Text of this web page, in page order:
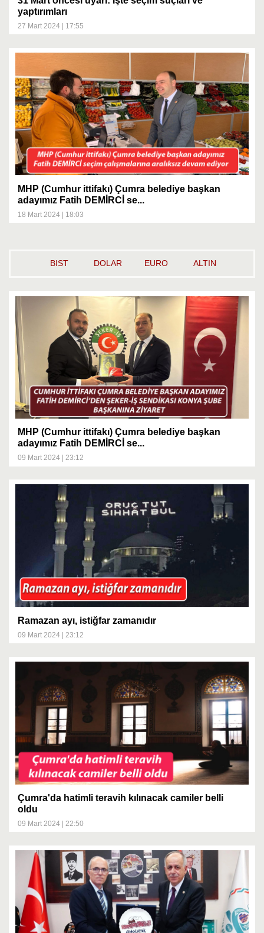
yaptırımları
27 Mart 2024 | 17:55
MHP (Cumhur ittifakı) Çumra belediye başkan
adayımız Fatih DEMİRCİ se...
18 Mart 2024 | 18:03
BIST DOLAR EURO ALTIN
MHP (Cumhur ittifakı) Çumra belediye başkan
adayımız Fatih DEMİRCİ se...
09 Mart 2024 | 23:12
Ramazan ayı, istiğfar zamanıdır
09 Mart 2024 | 23:12
Çumra'da hatimli teravih kılınacak camiler belli
oldu
09 Mart 2024 | 22:50